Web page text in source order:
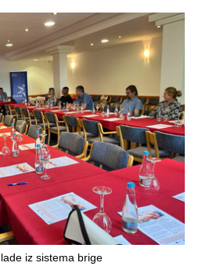
iz sistema brige